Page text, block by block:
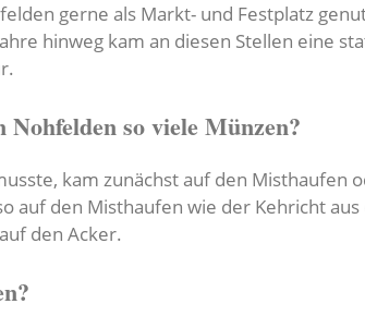
gerne als Markt- und Festplatz
hinweg kam an diesen Stellen eine
so viele Münzen?
kam zunächst auf den Misthaufen
auf den Misthaufen wie der Kehricht
den Acker.